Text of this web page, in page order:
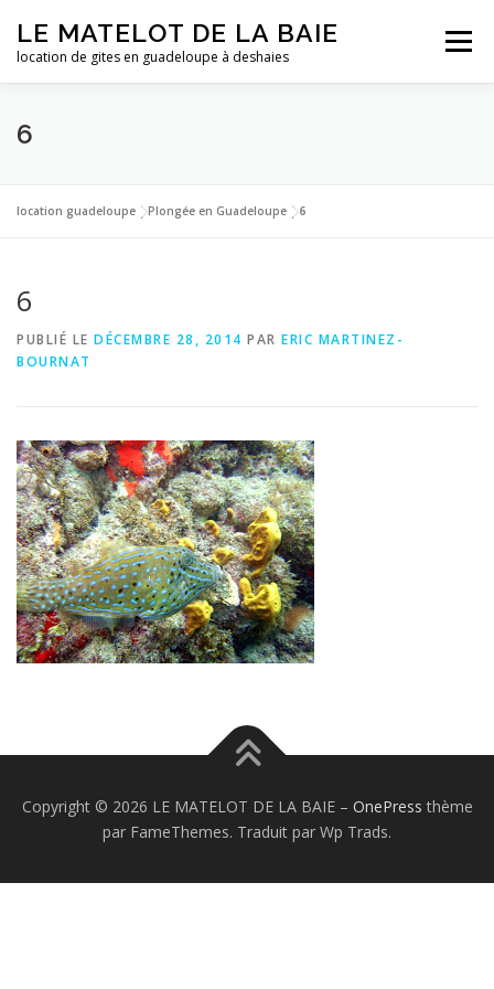
contenu
LE MATELOT DE LA BAIE
location de gites en guadeloupe à deshaies
Menu
LA GUADELOUPE TARIFS CONTACT
6
location guadeloupe |Plongée en Guadeloupe |6
6
PUBLIÉ LE DÉCEMBRE 28, 2014 PAR ERIC MARTINEZ-
BOURNAT
Copyright © 2026 LE MATELOT DE LA BAIE – OnePress thème
par FameThemes. Traduit par Wp Trads.